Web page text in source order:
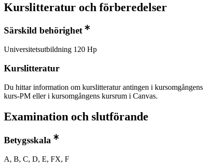
Kurslitteratur och förberedelser
Särskild behörighet
Universitetsutbildning 120 Hp
Kurslitteratur
Du hittar information om kurslitteratur antingen i kursomgångens
kurs-PM eller i kursomgångens kursrum i Canvas.
Examination och slutförande
Betygsskala
A, B, C, D, E, FX, F